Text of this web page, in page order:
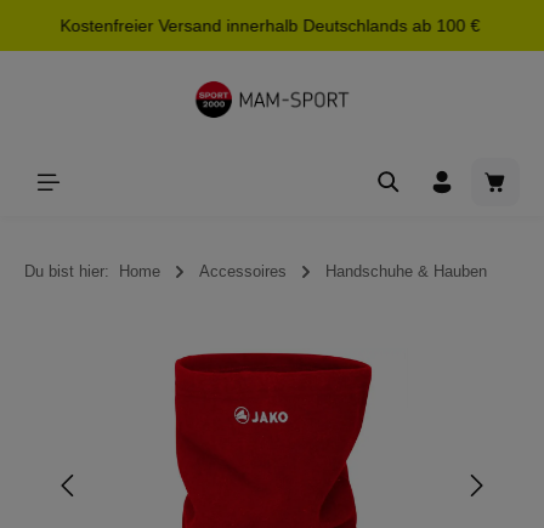
springen
Kostenfreier Versand innerhalb Deutschlands ab 100 €
Du bist hier: Home Accessoires Handschuhe & Hauben
Bildergalerie überspringen